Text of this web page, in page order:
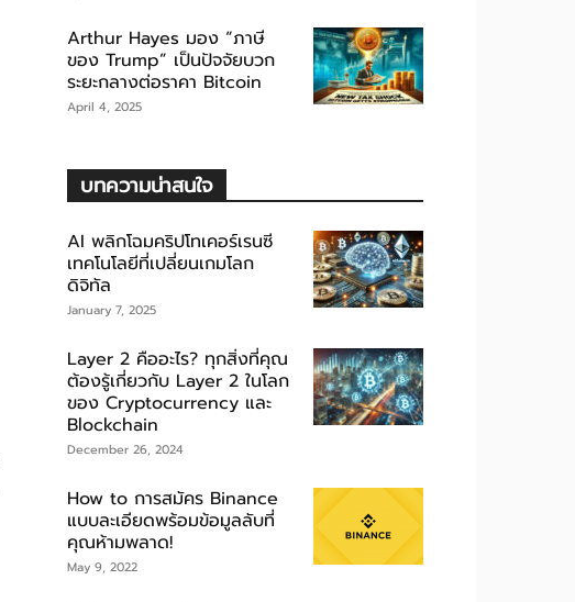
Arthur Hayes มอง “ภาษี
ของ Trump” เป็นปัจจัยบวก
ระยะกลางต่อราคา Bitcoin
April 4, 2025
บทความน่าสนใจ
AI พลิกโฉมคริปโทเคอร์เรนซี
เทคโนโลยีที่เปลี่ยนเกมโลก
ดิจิทัล
January 7, 2025
Layer 2 คืออะไร? ทุกสิ่งที่คุณ
ต้องรู้เกี่ยวกับ Layer 2 ในโลก
ของ Cryptocurrency และ
Blockchain
December 26, 2024
How to การสมัคร Binance
แบบละเอียดพร้อมข้อมูลลับที่
คุณห้ามพลาด!
May 9, 2022